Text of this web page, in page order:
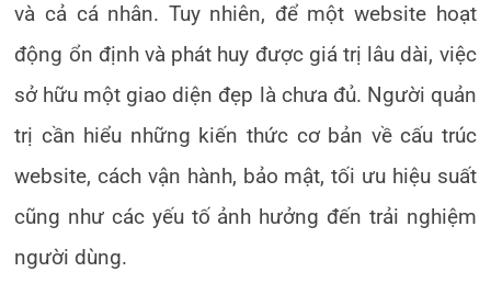
và cả cá nhân. Tuy nhiên, để một website hoạt
động ổn định và phát huy được giá trị lâu dài, việc
sở hữu một giao diện đẹp là chưa đủ. Người quản
trị cần hiểu những kiến thức cơ bản về cấu trúc
website, cách vận hành, bảo mật, tối ưu hiệu suất
cũng như các yếu tố ảnh hưởng đến trải nghiệm
người dùng.